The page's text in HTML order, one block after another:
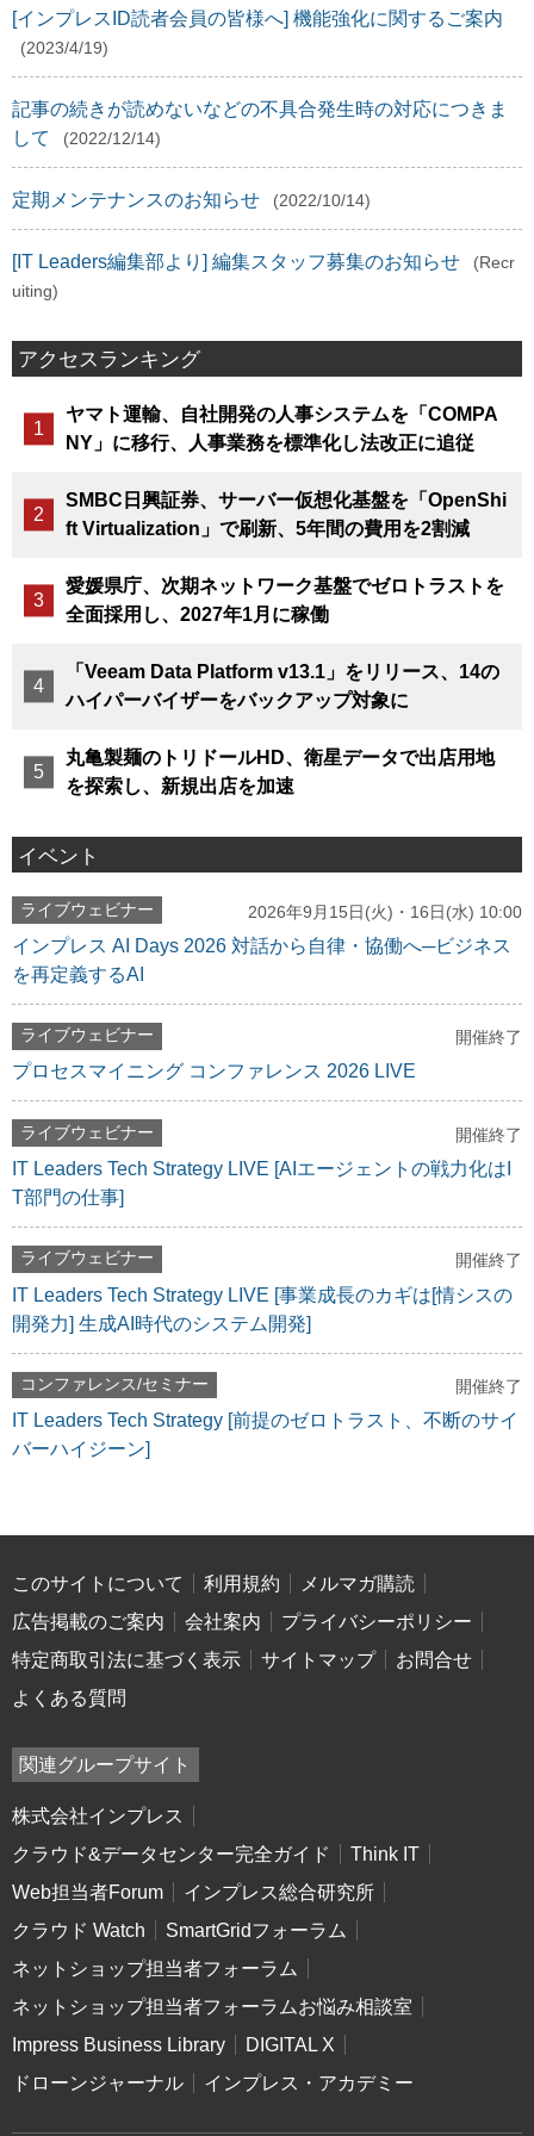
[インプレスID読者会員の皆様へ] 機能強化に関するご案内
(2023/4/19)
記事の続きが読めないなどの不具合発生時の対応につきま
して
(2022/12/14)
定期メンテナンスのお知らせ (2022/10/14)
[IT Leaders編集部より] 編集スタッフ募集のお知らせ
(Recr
uiting)
アクセスランキング
ヤマト運輸、自社開発の人事システムを「COMPA
NY」に移行、人事業務を標準化し法改正に追従
SMBC日興証券、サーバー仮想化基盤を「OpenShi
ft Virtualization」で刷新、5年間の費用を2割減
愛媛県庁、次期ネットワーク基盤でゼロトラストを
全面採用し、2027年1月に稼働
「Veeam Data Platform v13.1」をリリース、14の
ハイパーバイザーをバックアップ対象に
丸亀製麺のトリドールHD、衛星データで出店用地
を探索し、新規出店を加速
イベント
ライブウェビナー 2026年9月15日(火)・16日(水) 10:00
インプレス AI Days 2026 対話から自律・協働へ─ビジネス
を再定義するAI
ライブウェビナー 開催終了
プロセスマイニング コンファレンス 2026 LIVE
ライブウェビナー 開催終了
IT Leaders Tech Strategy LIVE [AIエージェントの戦力化はI
T部門の仕事]
ライブウェビナー 開催終了
IT Leaders Tech Strategy LIVE [事業成長のカギは[情シスの
開発力] 生成AI時代のシステム開発]
コンファレンス/セミナー 開催終了
IT Leaders Tech Strategy [前提のゼロトラスト、不断のサイ
バーハイジーン]
このサイトについて 利用規約
メルマガ購読
広告掲載のご案内
会社案内
プライバシーポリシー
特定商取引法に基づく表示
サイトマップ
お問合せ
よくある質問
関連グループサイト
株式会社インプレス
クラウド&データセンター完全ガイド
Think IT
Web担当者Forum
インプレス総合研究所
クラウド Watch
SmartGridフォーラム
ネットショップ担当者フォーラム
ネットショップ担当者フォーラムお悩み相談室
Impress Business Library
DIGITAL X
ドローンジャーナル
インプレス・アカデミー